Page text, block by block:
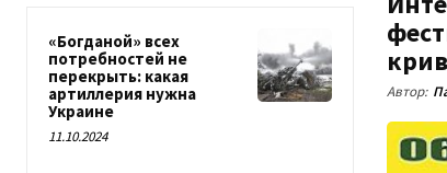
«Богданой» всех
потребностей не
перекрыть: какая
артиллерия нужна
Украине
11.10.2024
Автор: